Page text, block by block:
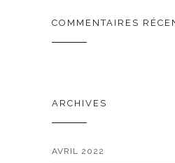
COMMENTAIRES
ARCHIVES
AVRIL 2022